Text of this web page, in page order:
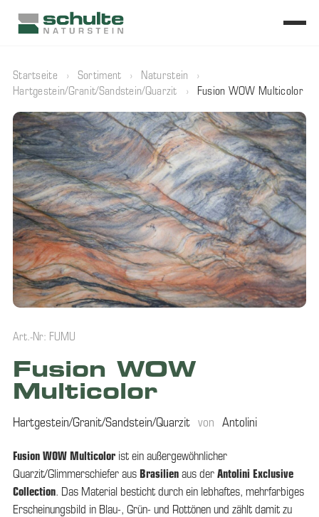
Startseite › Sortiment › Naturstein
›
Hartgestein/Granit/Sandstein/Quarzit
› Fusion WOW Multicolor
Art.-Nr: FUMU
Fusion WOW
Multicolor
Hartgestein/Granit/Sandstein/Quarzit von Antolini
Fusion WOW Multicolorist ein außergewöhnlicher
Quarzit/Glimmerschiefer aus Brasilienaus der Antolini Exclusive
Collection. Das Material besticht durch ein lebhaftes, mehrfarbiges
Erscheinungsbild in Blau-, Grün- und Rottönen und zählt damit zu